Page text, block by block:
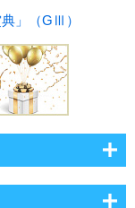
」（GⅢ）